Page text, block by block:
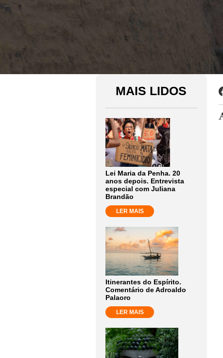
MAIS LIDOS
Lei Maria da Penha. 20
anos depois. Entrevista
especial com Juliana
Brandão
LER MAIS
Itinerantes do Espírito.
Comentário de Adroaldo
Palaoro
LER MAIS